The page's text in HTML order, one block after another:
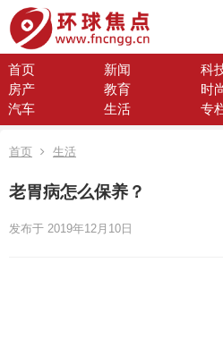
首页 新闻 科
房产
教育 时
汽车
生活 专
首页 生活
老胃病怎么保养？
发布于 2019年12月10日